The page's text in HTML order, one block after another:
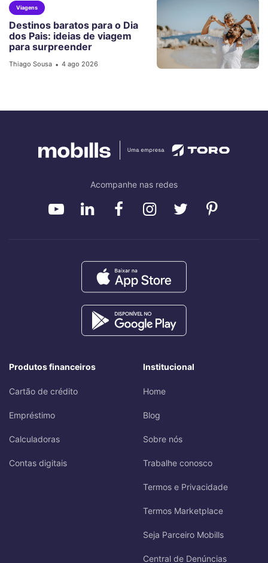
Viagens
Destinos baratos para o Dia
dos Pais: ideias de viagem
para surpreender
Thiago Sousa • 4 ago 2026
Acompanhe nas redes
Produtos financeiros
Cartão de crédito
Empréstimo
Calculadoras
Contas digitais
Institucional
Home
Blog
Sobre nós
Trabalhe conosco
Termos e Privacidade
Termos Marketplace
Seja Parceiro Mobills
Central de Denúncias